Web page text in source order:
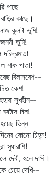
পাছে
কাছে।
কুলটা ভূমি!
তুমি!
শাক পাতা!
বিলাসবেশ--
কেশ!
সুখহীন--
দিন!
ভিন্ন
কোনো চিহ্ন!
সুধারাশি!
হলে দাসী।
চেয়ে দেখি--